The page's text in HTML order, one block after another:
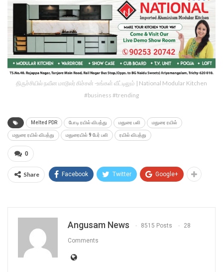
திருச்சியில் நவீன மாடூலர் கிச்சன் -உங்கள் வீட்டிலும் | National Modular Kitchen
#business #trending
Melted PDR போடி ரயில் விபத்து மதுரை பலி மதுரை ரயில்
மதுரை ரயில் விபத்து மதுரையில் 9 பேர் பலி ரயில் விபத்து
0
Share Facebook Twitter Google+
Angusam News 8515 Posts 28
Comments